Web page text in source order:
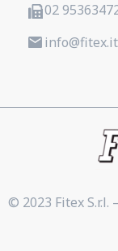
02
info@fitex.it
© 2023 Fitex S.r.l.